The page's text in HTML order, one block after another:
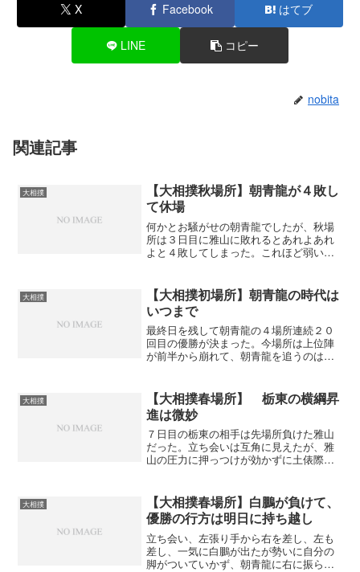
X Facebook はてブ
LINE コピー
nobita
関連記事
大相撲
【大相撲秋場所】朝青龍が４敗し
て休場
何かとお騒がせの朝青龍でしたが、秋場
所は３日目に雅山に敗れるとあれよあれ
よと４敗してしまった。これほど弱い朝
すから真面目に相撲を取っていないのか
もしれないね。肘が痛いと...
大相撲
【大相撲初場所】朝青龍の時代は
いつまで
最終日を残して朝青龍の４場所連続２０
回目の優勝が決まった。今場所は上位陣
が前半から崩れて、朝青龍を追うのは幕
土俵際で吊られてしまったから情けな
い。これが横綱と大関の取り...
大相撲
【大相撲春場所】 栃東の横綱昇
進は微妙
７日目の栃東の相手は先場所負けた雅山
だった。立ち会いは互角に見えたが、雅
山の圧力に押っつけが効かずに土俵際
ピードが今日はなかったように思う。こ
れで２敗してしまったのでも...
大相撲
【大相撲春場所】白鵬が負けて、
優勝の行方は明日に持ち越し
立ち会い、左張り手から右を差し、左も
差し、一気に白鵬が出たが勢いに自分の
脚がついていかず、朝青龍に右に振られ